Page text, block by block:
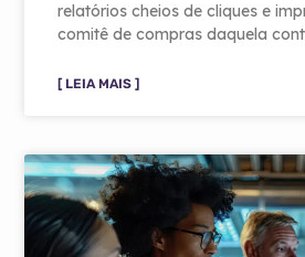
relatórios cheios de cliques e
comitê de compras daquela
[ LEIA MAIS ]